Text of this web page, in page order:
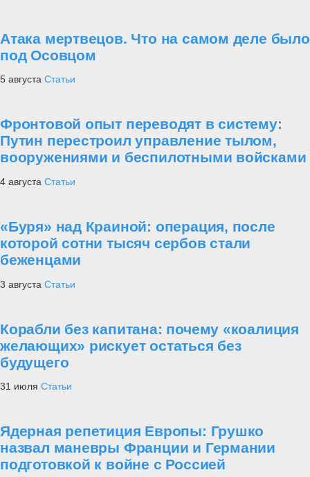
Атака мертвецов. Что на самом деле было
под Осовцом
5 августа Статьи
Фронтовой опыт переводят в систему:
Путин перестроил управление тылом,
вооружениями и беспилотными войсками
4 августа Статьи
«Буря» над Краиной: операция, после
которой сотни тысяч сербов стали
беженцами
3 августа Статьи
Корабли без капитана: почему «коалиция
желающих» рискует остаться без
будущего
31 июля Статьи
Ядерная репетиция Европы: Грушко
назвал маневры Франции и Германии
подготовкой к войне с Россией